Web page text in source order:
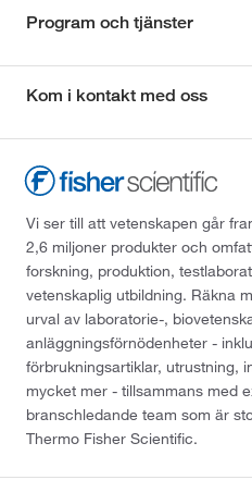
Program och tjänster
Kom i kontakt med oss
Vi ser till att vetenskapen går
2,6 miljoner produkter och
forskning, produktion,
vetenskaplig utbildning. Räkna
urval av laboratorie-,
anläggningsförnödenheter -
förbrukningsartiklar, utrustning,
mycket mer - tillsammans med
branschledande team som är
Thermo Fisher Scientific.